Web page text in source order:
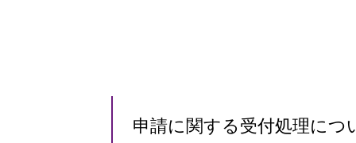
申請に関する受付処理につ